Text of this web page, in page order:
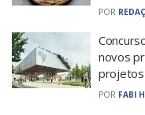
POR
novos
projetos
POR FABI